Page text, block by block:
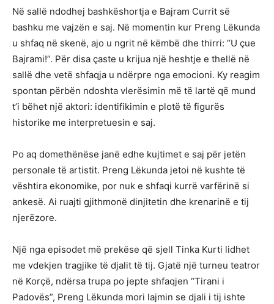
Në sallë ndodhej bashkëshortja e Bajram Currit së
bashku me vajzën e saj. Në momentin kur Preng Lëkunda
u shfaq në skenë, ajo u ngrit në këmbë dhe thirri: “U çue
Bajrami!”. Për disa çaste u krijua një heshtje e thellë në
sallë dhe vetë shfaqja u ndërpre nga emocioni. Ky reagim
spontan përbën ndoshta vlerësimin më të lartë që mund
t’i bëhet një aktori: identifikimin e plotë të figurës
historike me interpretuesin e saj.
Po aq domethënëse janë edhe kujtimet e saj për jetën
personale të artistit. Preng Lëkunda jetoi në kushte të
vështira ekonomike, por nuk e shfaqi kurrë varfërinë si
ankesë. Ai ruajti gjithmonë dinjitetin dhe krenarinë e tij
njerëzore.
Një nga episodet më prekëse që sjell Tinka Kurti lidhet
me vdekjen tragjike të djalit të tij. Gjatë një turneu teatror
në Korçë, ndërsa trupa po jepte shfaqjen “Tirani i
Padovës”, Preng Lëkunda mori lajmin se djali i tij ishte